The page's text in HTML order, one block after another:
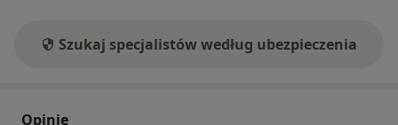
Szukaj specjalistów według ubezpieczenia
Opinie